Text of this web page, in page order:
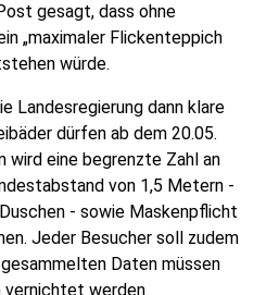
gesagt, dass ohne
„maximaler Flickenteppich
würde.
Landesregierung dann klare
dürfen ab dem 20.05.
wird eine begrenzte Zahl an
von 1,5 Metern -
- sowie Maskenpflicht
Jeder Besucher soll zudem
Daten müssen
vernichtet werden.